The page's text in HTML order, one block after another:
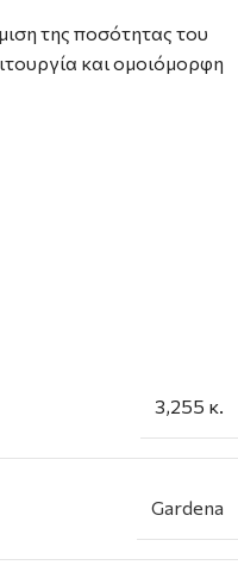
της ποσότητας του
και ομοιόμορφη
3,255 κ.
Gardena